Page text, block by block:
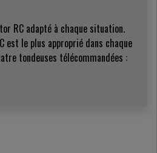
RC adapté à chaque situation.
est le plus approprié dans chaque
tondeuses télécommandées :